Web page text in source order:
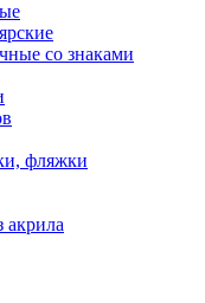
со знаками
фляжки